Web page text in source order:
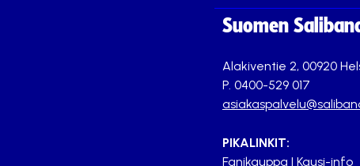
Suomen
Alakiventie 2, 00920
P. 0400-529 017
PIKALINKIT:
Fanikauppa | Kausi-info